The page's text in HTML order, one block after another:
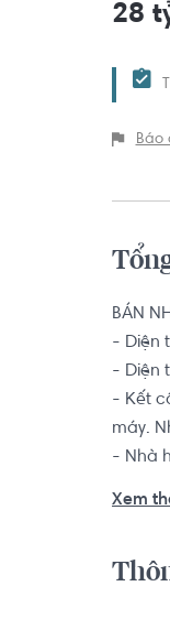
28
Báo
BÁN
- Diện
- Diện
- Kết
máy.
- Nhà
Vị trí
Xem